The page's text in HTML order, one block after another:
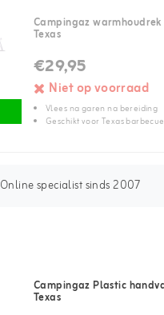
Campingaz warmhoudrek
Texas
€29,95
Niet op voorraad
Vlees na garen na bereiding
Geschikt voor Texas
Online specialist sinds 2007
Campingaz Plastic
Texas